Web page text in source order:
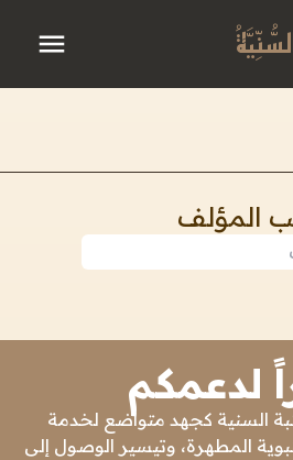
المؤلف
لدعمكم
السنية كجهد متواضع لخدمة
المطهرة، وتيسير الوصول إلى